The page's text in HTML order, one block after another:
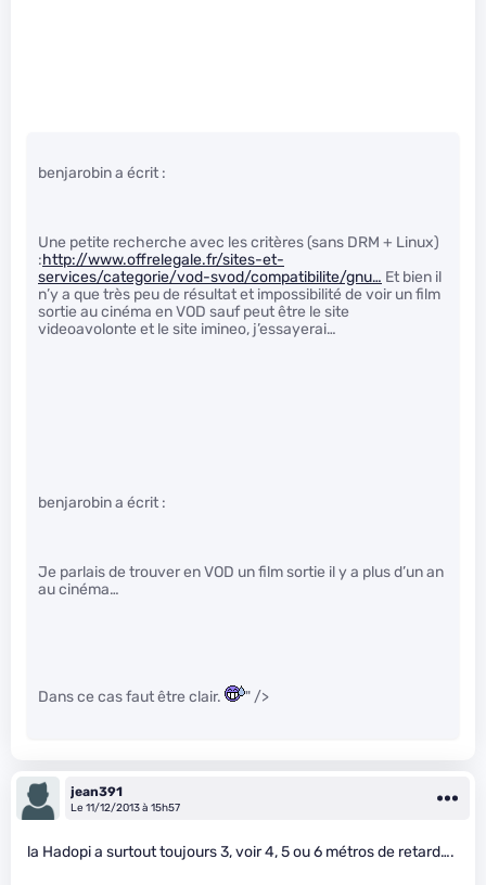
benjarobin a écrit :
Une petite recherche avec les critères (sans DRM + Linux)
:http://www.offrelegale.fr/sites-et-
services/categorie/vod-svod/compatibilite/gnu… Et bien il
n’y a que très peu de résultat et impossibilité de voir un film
sortie au cinéma en VOD sauf peut être le site
videoavolonte et le site imineo, j’essayerai…
benjarobin a écrit :
Je parlais de trouver en VOD un film sortie il y a plus d’un an
au cinéma…
Dans ce cas faut être clair. " />
jean391
Le 11/12/2013 à 15h57
la Hadopi a surtout toujours 3, voir 4, 5 ou 6 métros de retard….